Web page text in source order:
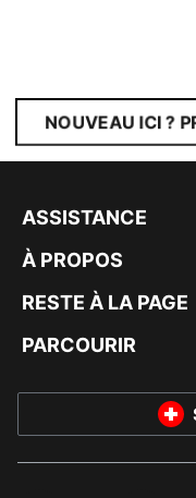
NOUVEAU ICI ?
ASSISTANCE
À PROPOS
RESTE À LA PAGE
PARCOURIR